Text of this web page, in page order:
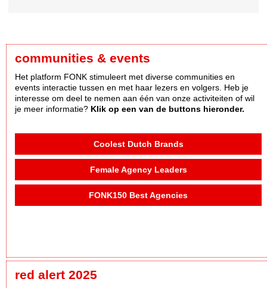
communities & events
Het platform FONK stimuleert met diverse communities en
events interactie tussen en met haar lezers en volgers. Heb je
interesse om deel te nemen aan één van onze activiteiten of wil
je meer informatie? Klik op een van de buttons hieronder.
Coolest Dutch Brands
Female Agency Leaders
FONK150 Best Agencies
red alert 2025